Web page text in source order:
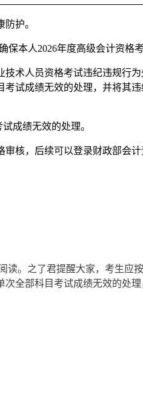
护。
保本人2026年度高级会计资格
术人员资格考试违纪违规行
试成绩无效的处理，并将其
成绩无效的处理。
核，后续可以登录财政部会计
读。 之了君提醒大家，考生应
全部科目考试成绩无效的处